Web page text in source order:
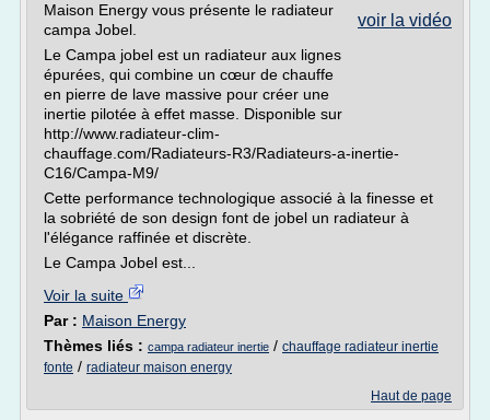
voir la vidéo
Maison Energy vous présente le radiateur
campa Jobel.
Le Campa jobel est un radiateur aux lignes
épurées, qui combine un cœur de chauffe
en pierre de lave massive pour créer une
inertie pilotée à effet masse. Disponible sur
http://www.radiateur-clim-
chauffage.com/Radiateurs-R3/Radiateurs-a-inertie-
C16/Campa-M9/
Cette performance technologique associé à la finesse et
la sobriété de son design font de jobel un radiateur à
l'élégance raffinée et discrète.
Le Campa Jobel est...
Voir la suite
Par : Maison Energy
Thèmes liés : campa radiateur inertie / chauffage radiateur inertie
fonte / radiateur maison energy
Haut de page